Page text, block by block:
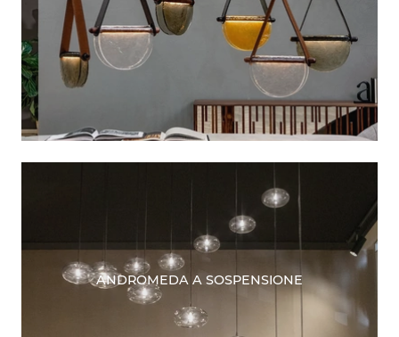
ANDROMEDA A SOSPENSIONE